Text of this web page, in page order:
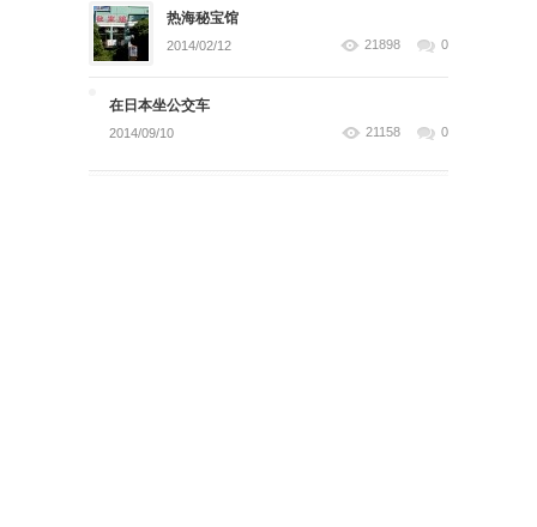
热海秘宝馆
2014/02/12 21898 0
在日本坐公交车
2014/09/10 21158 0